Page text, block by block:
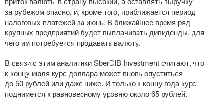
за рубежом опасно, и, кроме того, приближается период
налоговых платежей за июнь. В ближайшее время ряд
крупных предприятий будет выплачивать дивиденды, для
чего им потребуется продавать валюту.
В связи с этим аналитики SberCIB Investment считают, что
к концу июля курс доллара может вновь опуститься
до 50 рублей или даже ниже. И только к концу года курс
поднимется к равновесному уровню около 65 рублей.